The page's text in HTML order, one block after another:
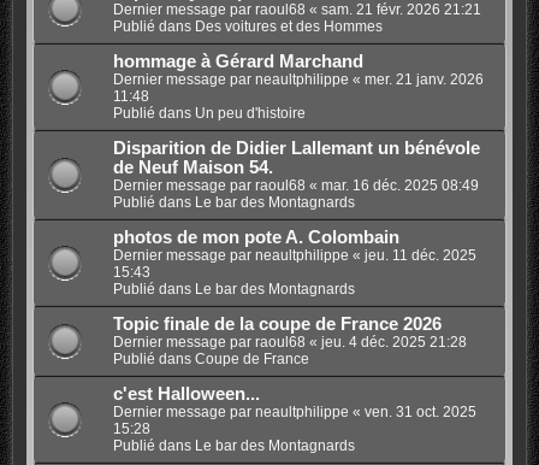
Dernier message par raoul68 « sam. 21 févr. 2026 21:21
Publié dans Des voitures et des Hommes
hommage à Gérard Marchand
Dernier message par neaultphilippe « mer. 21 janv. 2026
11:48
Publié dans Un peu d'histoire
Disparition de Didier Lallemant un bénévole
de Neuf Maison 54.
Dernier message par raoul68 « mar. 16 déc. 2025 08:49
Publié dans Le bar des Montagnards
photos de mon pote A. Colombain
Dernier message par neaultphilippe « jeu. 11 déc. 2025
15:43
Publié dans Le bar des Montagnards
Topic finale de la coupe de France 2026
Dernier message par raoul68 « jeu. 4 déc. 2025 21:28
Publié dans Coupe de France
c'est Halloween...
Dernier message par neaultphilippe « ven. 31 oct. 2025
15:28
Publié dans Le bar des Montagnards